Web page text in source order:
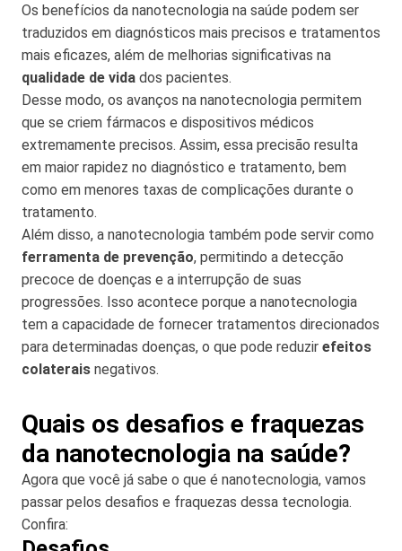
Os benefícios da nanotecnologia na saúde podem ser
traduzidos em diagnósticos mais precisos e tratamentos
mais eficazes, além de melhorias significativas na
qualidade de vida dos pacientes.
Desse modo, os avanços na nanotecnologia permitem
que se criem fármacos e dispositivos médicos
extremamente precisos. Assim, essa precisão resulta
em maior rapidez no diagnóstico e tratamento, bem
como em menores taxas de complicações durante o
tratamento.
Além disso, a nanotecnologia também pode servir como
ferramenta de prevenção, permitindo a detecção
precoce de doenças e a interrupção de suas
progressões. Isso acontece porque a nanotecnologia
tem a capacidade de fornecer tratamentos direcionados
para determinadas doenças, o que pode reduzir efeitos
colaterais negativos.
Quais os desafios e fraquezas
da nanotecnologia na saúde?
Agora que você já sabe o que é nanotecnologia, vamos
passar pelos desafios e fraquezas dessa tecnologia.
Confira: